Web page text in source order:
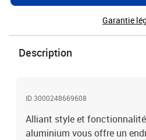
cmÉpaisseur de l'oreiller de dossier :
requisLa livraison contient :4 x
Garantie
Description
ID 3000248669608
Alliant style et
aluminium vous offre un